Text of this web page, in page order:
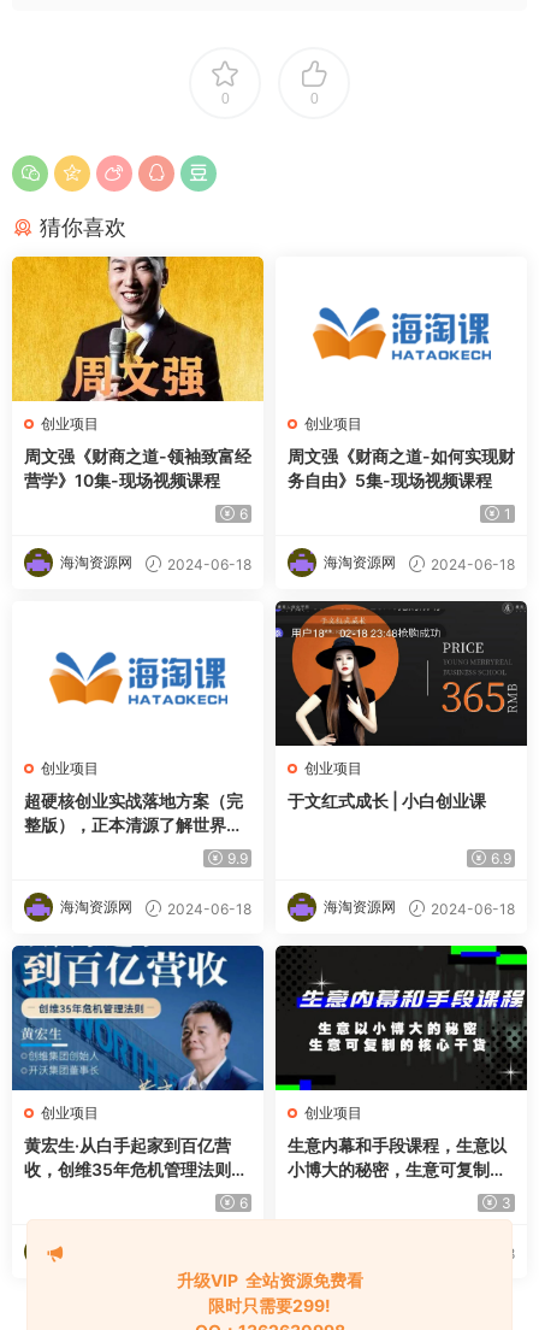
0 0
猜你喜欢
创业项目
周文强《财商之道-领袖致富经
营学》10集-现场视频课程
6
海淘资源网 2024-06-18
创业项目
周文强《财商之道-如何实现财
务自由》5集-现场视频课程
1
海淘资源网 2024-06-18
创业项目
超硬核创业实战落地方案（完
整版），正本清源了解世界本
9.9
海淘资源网 2024-06-18
创业项目
于文红式成长 | 小白创业课
6.9
海淘资源网 2024-06-18
创业项目
黄宏生·从白手起家到百亿营
收，创维35年危机管理法则幕
6
海淘资源网
创业项目
生意内幕和手段课程，生意以
小博大的秘密，生意可复制的
3
2024-06-18
升级VIP 全站资源免费看
限时只需要299!